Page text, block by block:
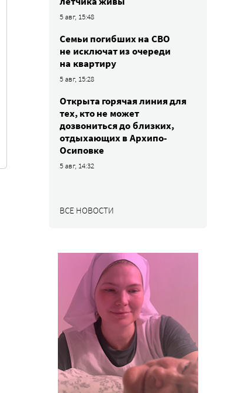
5 авг, 15:48
Семьи погибших на СВО
не исключат из очереди
на квартиру
5 авг, 15:28
Открыта горячая линия для
тех, кто не может
дозвониться до близких,
отдыхающих в Архипо-
Осиповке
5 авг, 14:32
ВСЕ НОВОСТИ